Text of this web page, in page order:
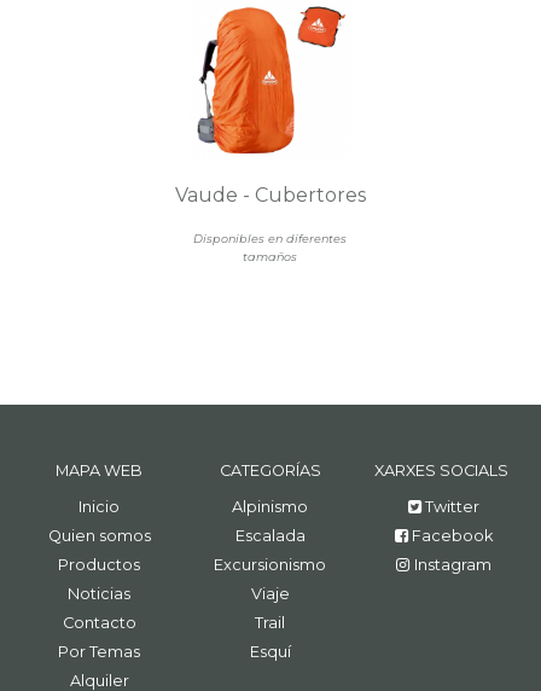
Disponibles en diferentes
tamaños
Vaude - Cubertores
MAPA WEB
Inicio
Quien somos
Productos
Noticias
Contacto
Por Temas
Alquiler
CATEGORÍAS
Alpinismo
Escalada
Excursionismo
Viaje
Trail
Esquí
XARXES SOCIALS
Twitter
Facebook
Instagram